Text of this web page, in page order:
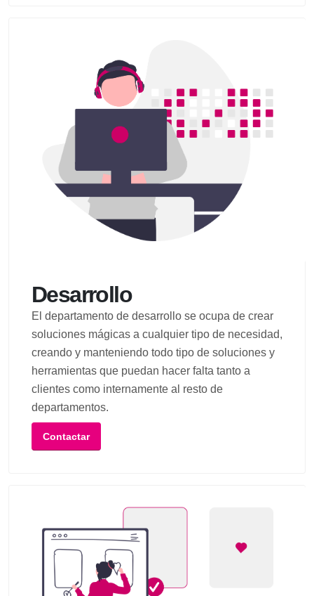
Desarrollo
El departamento de desarrollo se ocupa de crear
soluciones mágicas a cualquier tipo de necesidad,
creando y manteniendo todo tipo de soluciones y
herramientas que puedan hacer falta tanto a
clientes como internamente al resto de
departamentos.
Contactar